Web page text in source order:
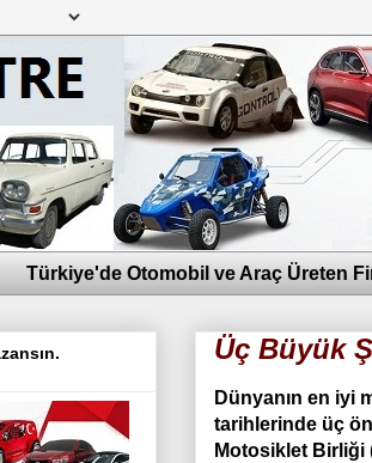
Türkiye'de Otomobil ve Araç Üreten
Üç Büyük
Dünyanın en iyi
tarihlerinde üç
Motosiklet Birliği